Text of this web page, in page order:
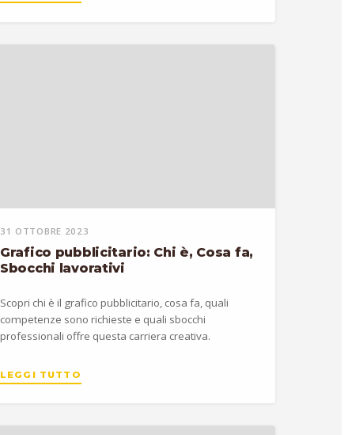
31 OTTOBRE 2023
Grafico pubblicitario: Chi è, Cosa fa,
Sbocchi lavorativi
Scopri chi è il grafico pubblicitario, cosa fa, quali
competenze sono richieste e quali sbocchi
professionali offre questa carriera creativa.
LEGGI TUTTO